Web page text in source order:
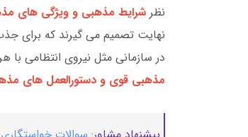
نظرشرایط مذهبی و ویژگی های
نهایت تصمیم می گیرند که برای
در سازمانی مثل نیروی انتظامی
مذهبی قوی و دستورالعمل های